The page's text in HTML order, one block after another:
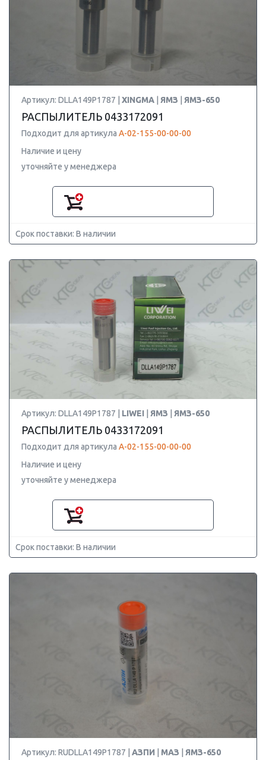
Артикул: DLLA149P1787 | XINGMA ЯМЗ ЯМЗ-650
РАСПЫЛИТЕЛЬ 0433172091
Подходит для артикула А-02-155-00-00-00
Наличие и цену
уточняйте у менеджера
Срок поставки: В наличии
Артикул: DLLA149P1787 | LIWEI ЯМЗ ЯМЗ-650
РАСПЫЛИТЕЛЬ 0433172091
Подходит для артикула А-02-155-00-00-00
Наличие и цену
уточняйте у менеджера
Срок поставки: В наличии
Артикул: RUDLLA149P1787 | АЗПИ МАЗ ЯМЗ-650